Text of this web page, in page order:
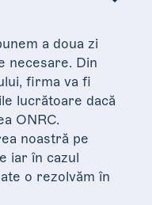
a doua zi
necesare. Din
firma va fi
lucrătoare dacă
ONRC.
noastră pe
iar în cazul
o rezolvăm în